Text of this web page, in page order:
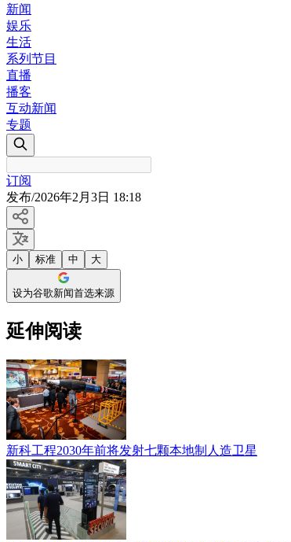
新闻
娱乐
生活
系列节目
直播
播客
互动新闻
专题
订阅
发布/2026年2月3日 18:18
小 标准 中 大
设为谷歌新闻首选来源
延伸阅读
新科工程2030年前将发射七颗本地制人造卫星